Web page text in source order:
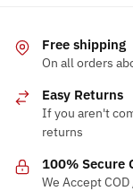
may
chosen
the
product
page
Free shipping
On all orders
Easy Returns
If you aren't
returns
100% Secure
We Accept